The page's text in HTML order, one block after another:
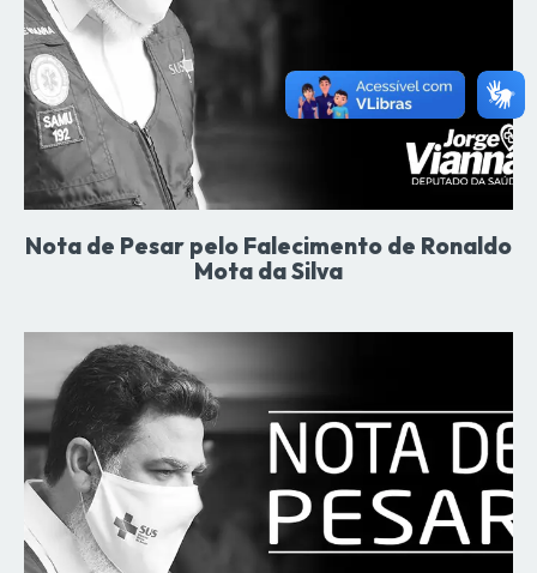
Nota de Pesar pelo Falecimento de Ronaldo
Mota da Silva